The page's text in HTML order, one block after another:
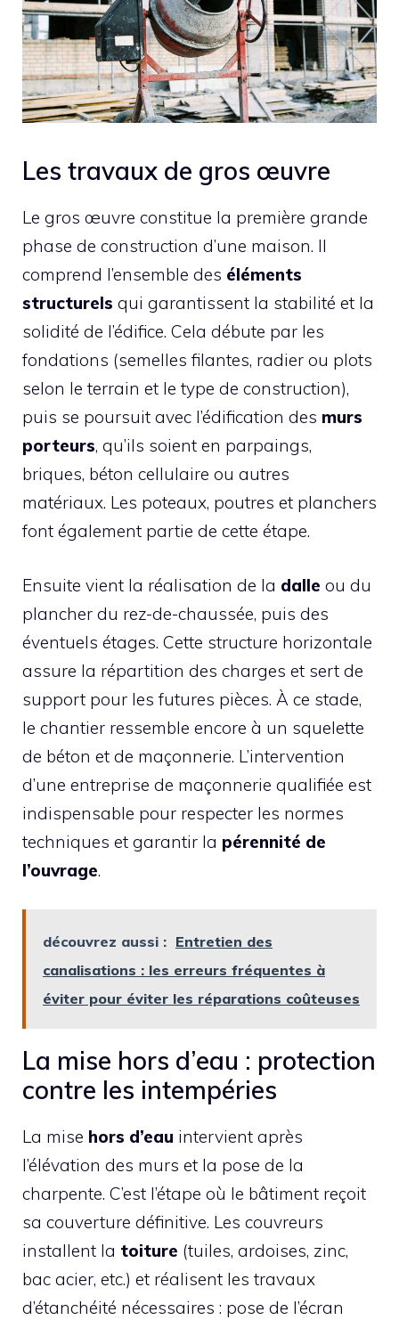
Les travaux de gros œuvre
Le gros œuvre constitue la première grande
phase de construction d’une maison. Il
comprend l’ensemble des éléments
structurels qui garantissent la stabilité et la
solidité de l’édifice. Cela débute par les
fondations (semelles filantes, radier ou plots
selon le terrain et le type de construction),
puis se poursuit avec l’édification des murs
porteurs, qu’ils soient en parpaings,
briques, béton cellulaire ou autres
matériaux. Les poteaux, poutres et planchers
font également partie de cette étape.
Ensuite vient la réalisation de la dalle ou du
plancher du rez-de-chaussée, puis des
éventuels étages. Cette structure horizontale
assure la répartition des charges et sert de
support pour les futures pièces. À ce stade,
le chantier ressemble encore à un squelette
de béton et de maçonnerie. L’intervention
d’une entreprise de maçonnerie qualifiée est
indispensable pour respecter les normes
techniques et garantir la pérennité de
l’ouvrage.
découvrez aussi : Entretien des
canalisations : les erreurs fréquentes à
éviter pour éviter les réparations coûteuses
La mise hors d’eau : protection
contre les intempéries
La mise hors d’eau intervient après
l’élévation des murs et la pose de la
charpente. C’est l’étape où le bâtiment reçoit
sa couverture définitive. Les couvreurs
installent la toiture (tuiles, ardoises, zinc,
bac acier, etc.) et réalisent les travaux
d’étanchéité nécessaires : pose de l’écran